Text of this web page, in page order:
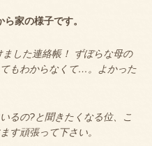
家の様子です。
した連絡帳！ ずぼらな母の
もわからなくて…。よかった
るの?と聞きたくなる位、こ
す頑張って下さい。